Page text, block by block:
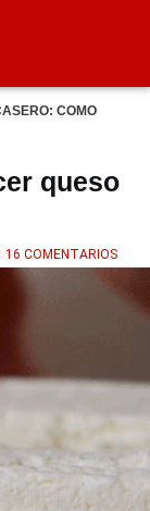
COMO
queso
16 COMENTARIOS